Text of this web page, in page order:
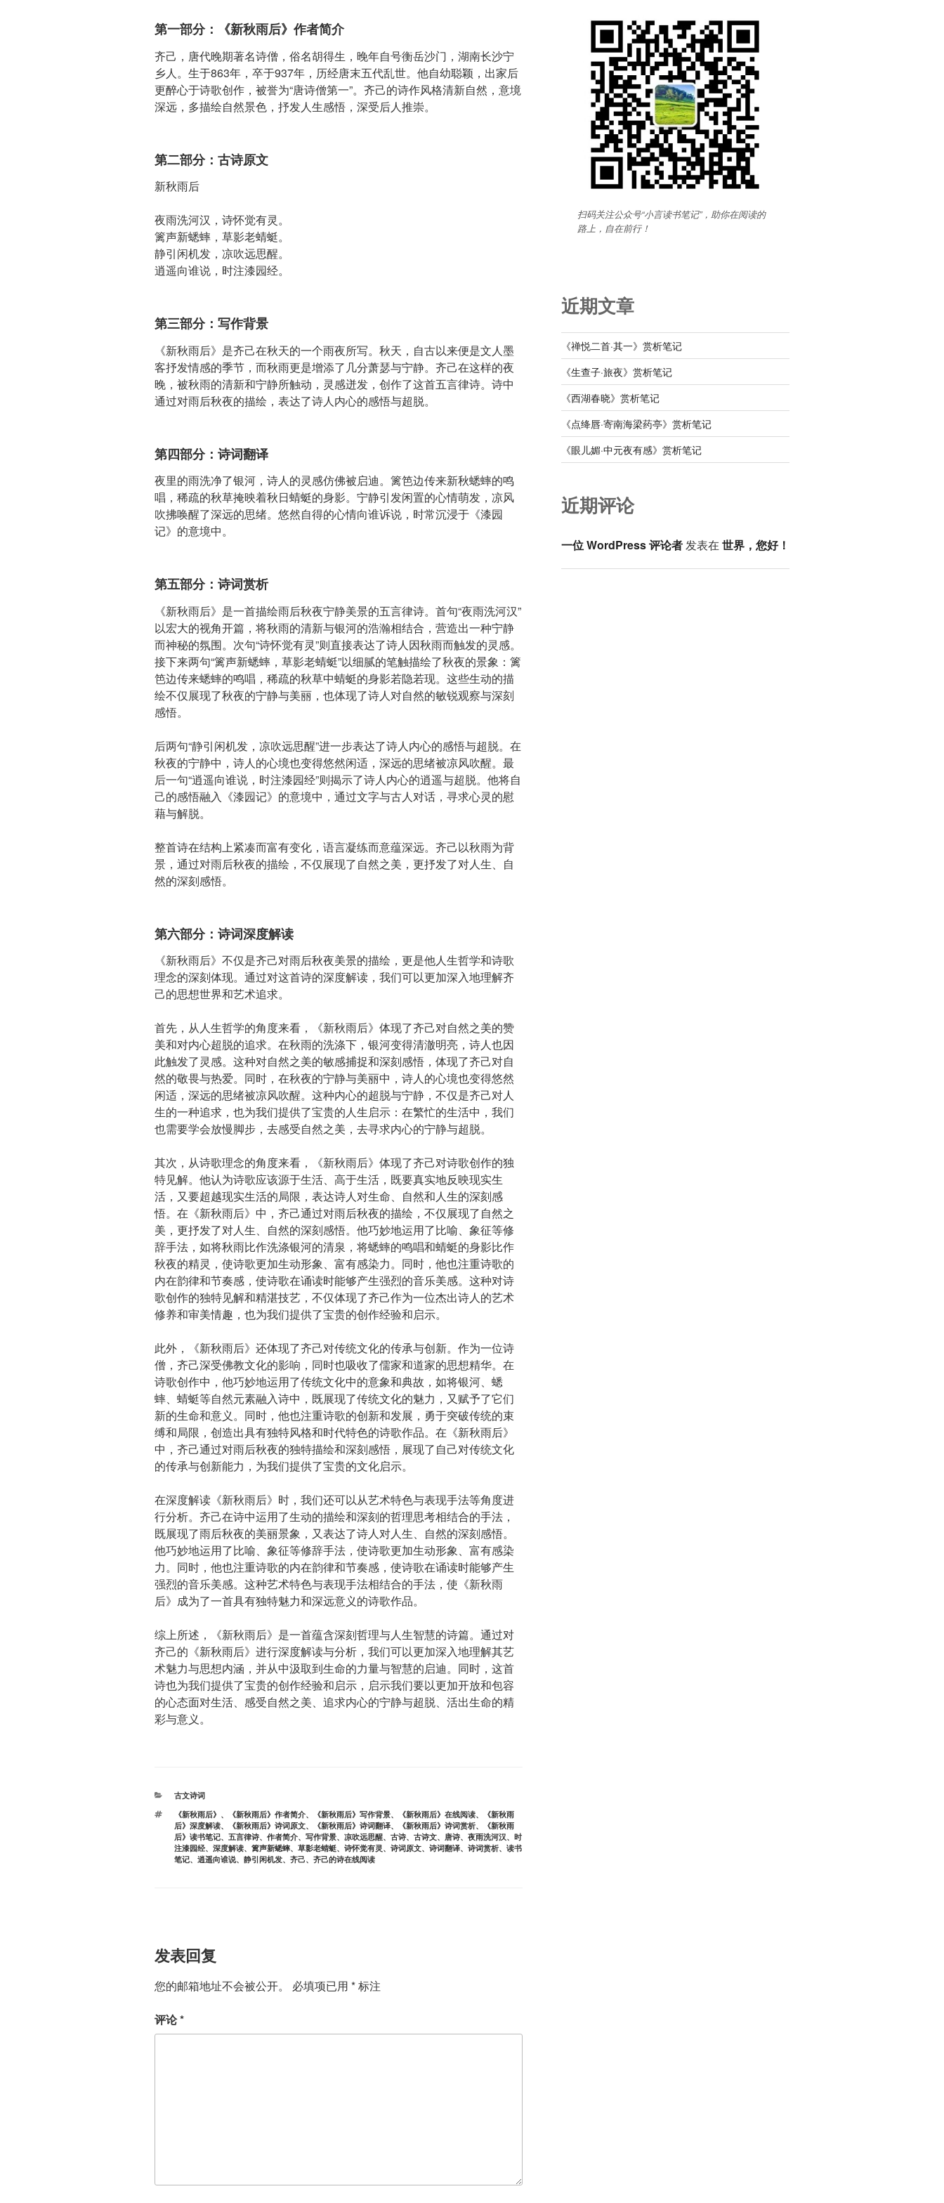
第一部分：《新秋雨后》作者简介
齐己，唐代晚期著名诗僧，俗名胡得生，晚年自号衡岳沙门，湖南长沙宁
乡人。生于863年，卒于937年，历经唐末五代乱世。他自幼聪颖，出家后
更醉心于诗歌创作，被誉为“唐诗僧第一”。齐己的诗作风格清新自然，意境
深远，多描绘自然景色，抒发人生感悟，深受后人推崇。
第二部分：古诗原文
新秋雨后
夜雨洗河汉，诗怀觉有灵。
篱声新蟋蟀，草影老蜻蜓。
静引闲机发，凉吹远思醒。
逍遥向谁说，时注漆园经。
第三部分：写作背景
《新秋雨后》是齐己在秋天的一个雨夜所写。秋天，自古以来便是文人墨
客抒发情感的季节，而秋雨更是增添了几分萧瑟与宁静。齐己在这样的夜
晚，被秋雨的清新和宁静所触动，灵感迸发，创作了这首五言律诗。诗中
通过对雨后秋夜的描绘，表达了诗人内心的感悟与超脱。
第四部分：诗词翻译
夜里的雨洗净了银河，诗人的灵感仿佛被启迪。篱笆边传来新秋蟋蟀的鸣
唱，稀疏的秋草掩映着秋日蜻蜓的身影。宁静引发闲置的心情萌发，凉风
吹拂唤醒了深远的思绪。悠然自得的心情向谁诉说，时常沉浸于《漆园
记》的意境中。
第五部分：诗词赏析
《新秋雨后》是一首描绘雨后秋夜宁静美景的五言律诗。首句“夜雨洗河汉”
以宏大的视角开篇，将秋雨的清新与银河的浩瀚相结合，营造出一种宁静
而神秘的氛围。次句“诗怀觉有灵”则直接表达了诗人因秋雨而触发的灵感。
接下来两句“篱声新蟋蟀，草影老蜻蜓”以细腻的笔触描绘了秋夜的景象：篱
笆边传来蟋蟀的鸣唱，稀疏的秋草中蜻蜓的身影若隐若现。这些生动的描
绘不仅展现了秋夜的宁静与美丽，也体现了诗人对自然的敏锐观察与深刻
感悟。
后两句“静引闲机发，凉吹远思醒”进一步表达了诗人内心的感悟与超脱。在
秋夜的宁静中，诗人的心境也变得悠然闲适，深远的思绪被凉风吹醒。最
后一句“逍遥向谁说，时注漆园经”则揭示了诗人内心的逍遥与超脱。他将自
己的感悟融入《漆园记》的意境中，通过文字与古人对话，寻求心灵的慰
藉与解脱。
整首诗在结构上紧凑而富有变化，语言凝练而意蕴深远。齐己以秋雨为背
景，通过对雨后秋夜的描绘，不仅展现了自然之美，更抒发了对人生、自
然的深刻感悟。
第六部分：诗词深度解读
《新秋雨后》不仅是齐己对雨后秋夜美景的描绘，更是他人生哲学和诗歌
理念的深刻体现。通过对这首诗的深度解读，我们可以更加深入地理解齐
己的思想世界和艺术追求。
首先，从人生哲学的角度来看，《新秋雨后》体现了齐己对自然之美的赞
美和对内心超脱的追求。在秋雨的洗涤下，银河变得清澈明亮，诗人也因
此触发了灵感。这种对自然之美的敏感捕捉和深刻感悟，体现了齐己对自
然的敬畏与热爱。同时，在秋夜的宁静与美丽中，诗人的心境也变得悠然
闲适，深远的思绪被凉风吹醒。这种内心的超脱与宁静，不仅是齐己对人
生的一种追求，也为我们提供了宝贵的人生启示：在繁忙的生活中，我们
也需要学会放慢脚步，去感受自然之美，去寻求内心的宁静与超脱。
其次，从诗歌理念的角度来看，《新秋雨后》体现了齐己对诗歌创作的独
特见解。他认为诗歌应该源于生活、高于生活，既要真实地反映现实生
活，又要超越现实生活的局限，表达诗人对生命、自然和人生的深刻感
悟。在《新秋雨后》中，齐己通过对雨后秋夜的描绘，不仅展现了自然之
美，更抒发了对人生、自然的深刻感悟。他巧妙地运用了比喻、象征等修
辞手法，如将秋雨比作洗涤银河的清泉，将蟋蟀的鸣唱和蜻蜓的身影比作
秋夜的精灵，使诗歌更加生动形象、富有感染力。同时，他也注重诗歌的
内在韵律和节奏感，使诗歌在诵读时能够产生强烈的音乐美感。这种对诗
歌创作的独特见解和精湛技艺，不仅体现了齐己作为一位杰出诗人的艺术
修养和审美情趣，也为我们提供了宝贵的创作经验和启示。
此外，《新秋雨后》还体现了齐己对传统文化的传承与创新。作为一位诗
僧，齐己深受佛教文化的影响，同时也吸收了儒家和道家的思想精华。在
诗歌创作中，他巧妙地运用了传统文化中的意象和典故，如将银河、蟋
蟀、蜻蜓等自然元素融入诗中，既展现了传统文化的魅力，又赋予了它们
新的生命和意义。同时，他也注重诗歌的创新和发展，勇于突破传统的束
缚和局限，创造出具有独特风格和时代特色的诗歌作品。在《新秋雨后》
中，齐己通过对雨后秋夜的独特描绘和深刻感悟，展现了自己对传统文化
的传承与创新能力，为我们提供了宝贵的文化启示。
在深度解读《新秋雨后》时，我们还可以从艺术特色与表现手法等角度进
行分析。齐己在诗中运用了生动的描绘和深刻的哲理思考相结合的手法，
既展现了雨后秋夜的美丽景象，又表达了诗人对人生、自然的深刻感悟。
他巧妙地运用了比喻、象征等修辞手法，使诗歌更加生动形象、富有感染
力。同时，他也注重诗歌的内在韵律和节奏感，使诗歌在诵读时能够产生
强烈的音乐美感。这种艺术特色与表现手法相结合的手法，使《新秋雨
后》成为了一首具有独特魅力和深远意义的诗歌作品。
综上所述，《新秋雨后》是一首蕴含深刻哲理与人生智慧的诗篇。通过对
齐己的《新秋雨后》进行深度解读与分析，我们可以更加深入地理解其艺
术魅力与思想内涵，并从中汲取到生命的力量与智慧的启迪。同时，这首
诗也为我们提供了宝贵的创作经验和启示，启示我们要以更加开放和包容
的心态面对生活、感受自然之美、追求内心的宁静与超脱、活出生命的精
彩与意义。
分
古文诗词
标
签
《新秋雨后》 、 《新秋雨后》作者简介、 《新秋雨后》写作背景、 《新秋雨后》在线阅读、
《新秋雨
后》深度解读、 《新秋雨后》诗词原文、 《新秋雨后》诗词翻译、 《新秋雨后》诗词赏析、
《新秋雨
后》读书笔记、 五言律诗、 作者简介、 写作背景、 凉吹远思醒、 古诗、 古诗文、 唐诗、 夜雨洗河汉、 时
注漆园经、 深度解读、 篱声新蟋蟀、 草影老蜻蜓、 诗怀觉有灵、 诗词原文、 诗词翻译、 诗词赏析、 读书
笔记、 逍遥向谁说、 静引闲机发、 齐己、 齐己的诗在线阅读
发表回复
您的邮箱地址不会被公开。 必填项已用 *标注
评论*
扫码关注公众号“小言读书笔记”，助你在阅读的
路上，自在前行！
近期文章
《禅悦二首·其一》赏析笔记
《生查子·旅夜》赏析笔记
《西湖春晓》赏析笔记
《点绛唇·寄南海梁药亭》赏析笔记
《眼儿媚·中元夜有感》赏析笔记
近期评论
一位 WordPress 评论者发表在 世界，您好！